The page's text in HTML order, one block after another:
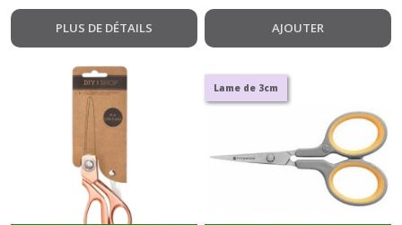
PLUS DE DÉTAILS AJOUTER
Lame de 3cm